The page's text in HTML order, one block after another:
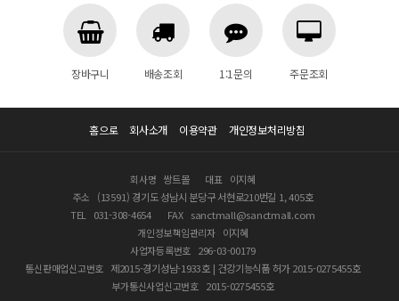
장바구니 배송조회 1:1문의 주문조회
홈으로 회사소개 이용약관 개인정보처리방침
회사명 쌍트몰 대표 이지혜
주소
(13591) 경기도 성남시 분당구 서현로210번길 1, 405호
TEL 031-308-4654 FAX sanctmall@sanctmall.com
개인정보책임관리자 이지혜
사업자등록번호 296-03-00179
통신판매업신고번호 제2015-경기성남-1933호 | 건강기능식품 허가 2015-0275455호
부가통신사업신고번호 2015-0275455호